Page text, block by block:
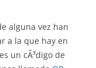
alguna vez han
a la que hay en
un cÃ³digo de